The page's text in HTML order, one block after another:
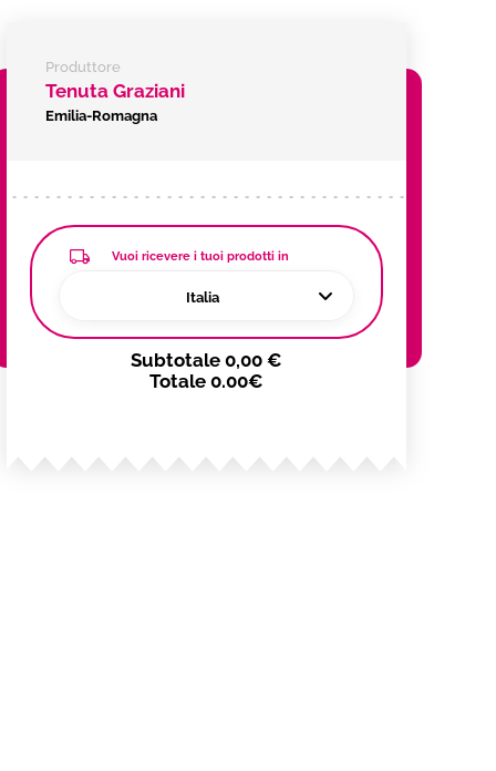
Produttore
Tenuta Graziani
Emilia-Romagna
Vuoi ricevere i tuoi prodotti in
Italia
Subtotale 0,00 €
Totale 0.00€